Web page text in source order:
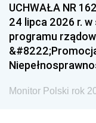
UCHWAŁA NR
24 lipca 2026 r.
programu
Monitor Polski rok